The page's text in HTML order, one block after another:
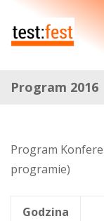
Program 2016
Program
programie)
Godzina